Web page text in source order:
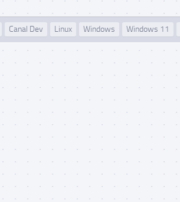
Canal Dev Linux Windows Windows 11